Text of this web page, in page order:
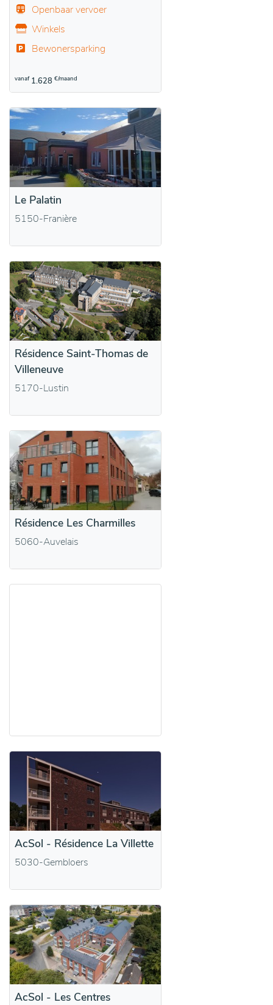
Openbaar vervoer
Winkels
Bewonersparking
vanaf 1.628 €/maand
Le Palatin
5150-Franière
Résidence Saint-Thomas de
Villeneuve
5170-Lustin
Résidence Les Charmilles
5060-Auvelais
AcSol - Résidence La Villette
5030-Gembloers
AcSol - Les Centres